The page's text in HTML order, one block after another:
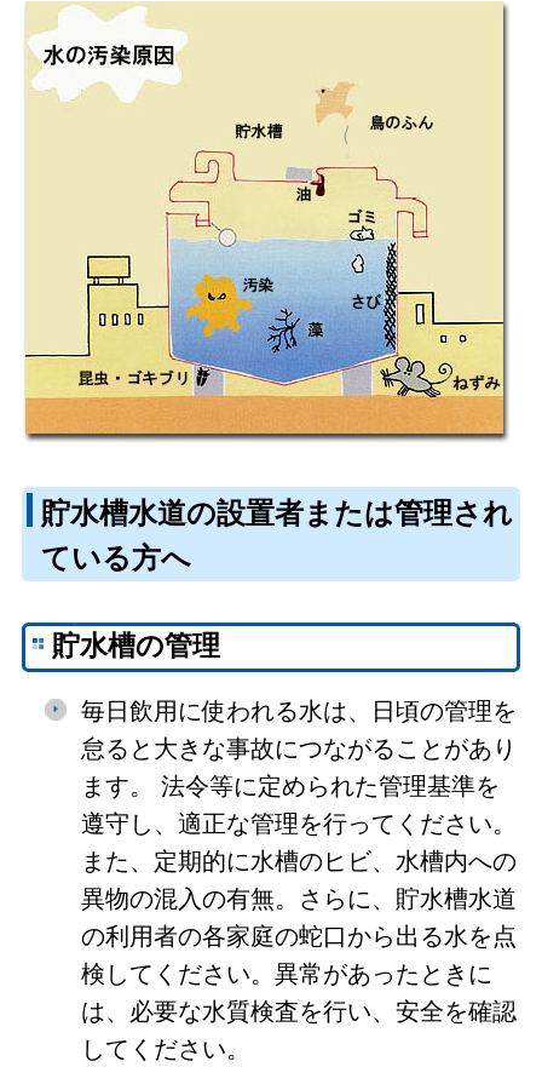
貯水槽水道の設置者または管理され
ている方へ
貯水槽の管理
毎日飲用に使われる水は、日頃の管理を
怠ると大きな事故につながることがあり
ます。 法令等に定められた管理基準を
遵守し、適正な管理を行ってください。
また、定期的に水槽のヒビ、水槽内への
異物の混入の有無。さらに、貯水槽水道
の利用者の各家庭の蛇口から出る水を点
検してください。異常があったときに
は、必要な水質検査を行い、安全を確認
してください。